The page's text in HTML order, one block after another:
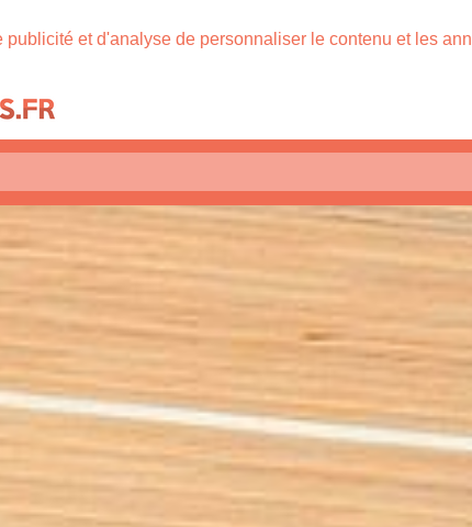
et d'analyse de personnaliser le contenu et les